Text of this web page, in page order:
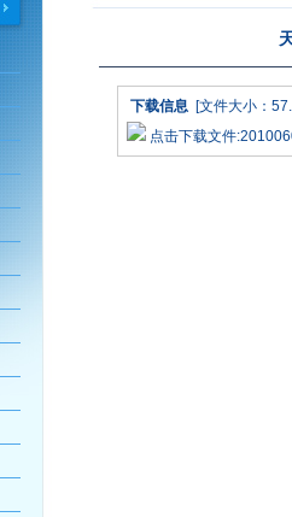
下载信息[文件大小：
点击下载文件